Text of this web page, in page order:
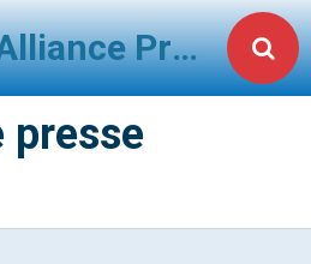
Alliance Province 2607
presse